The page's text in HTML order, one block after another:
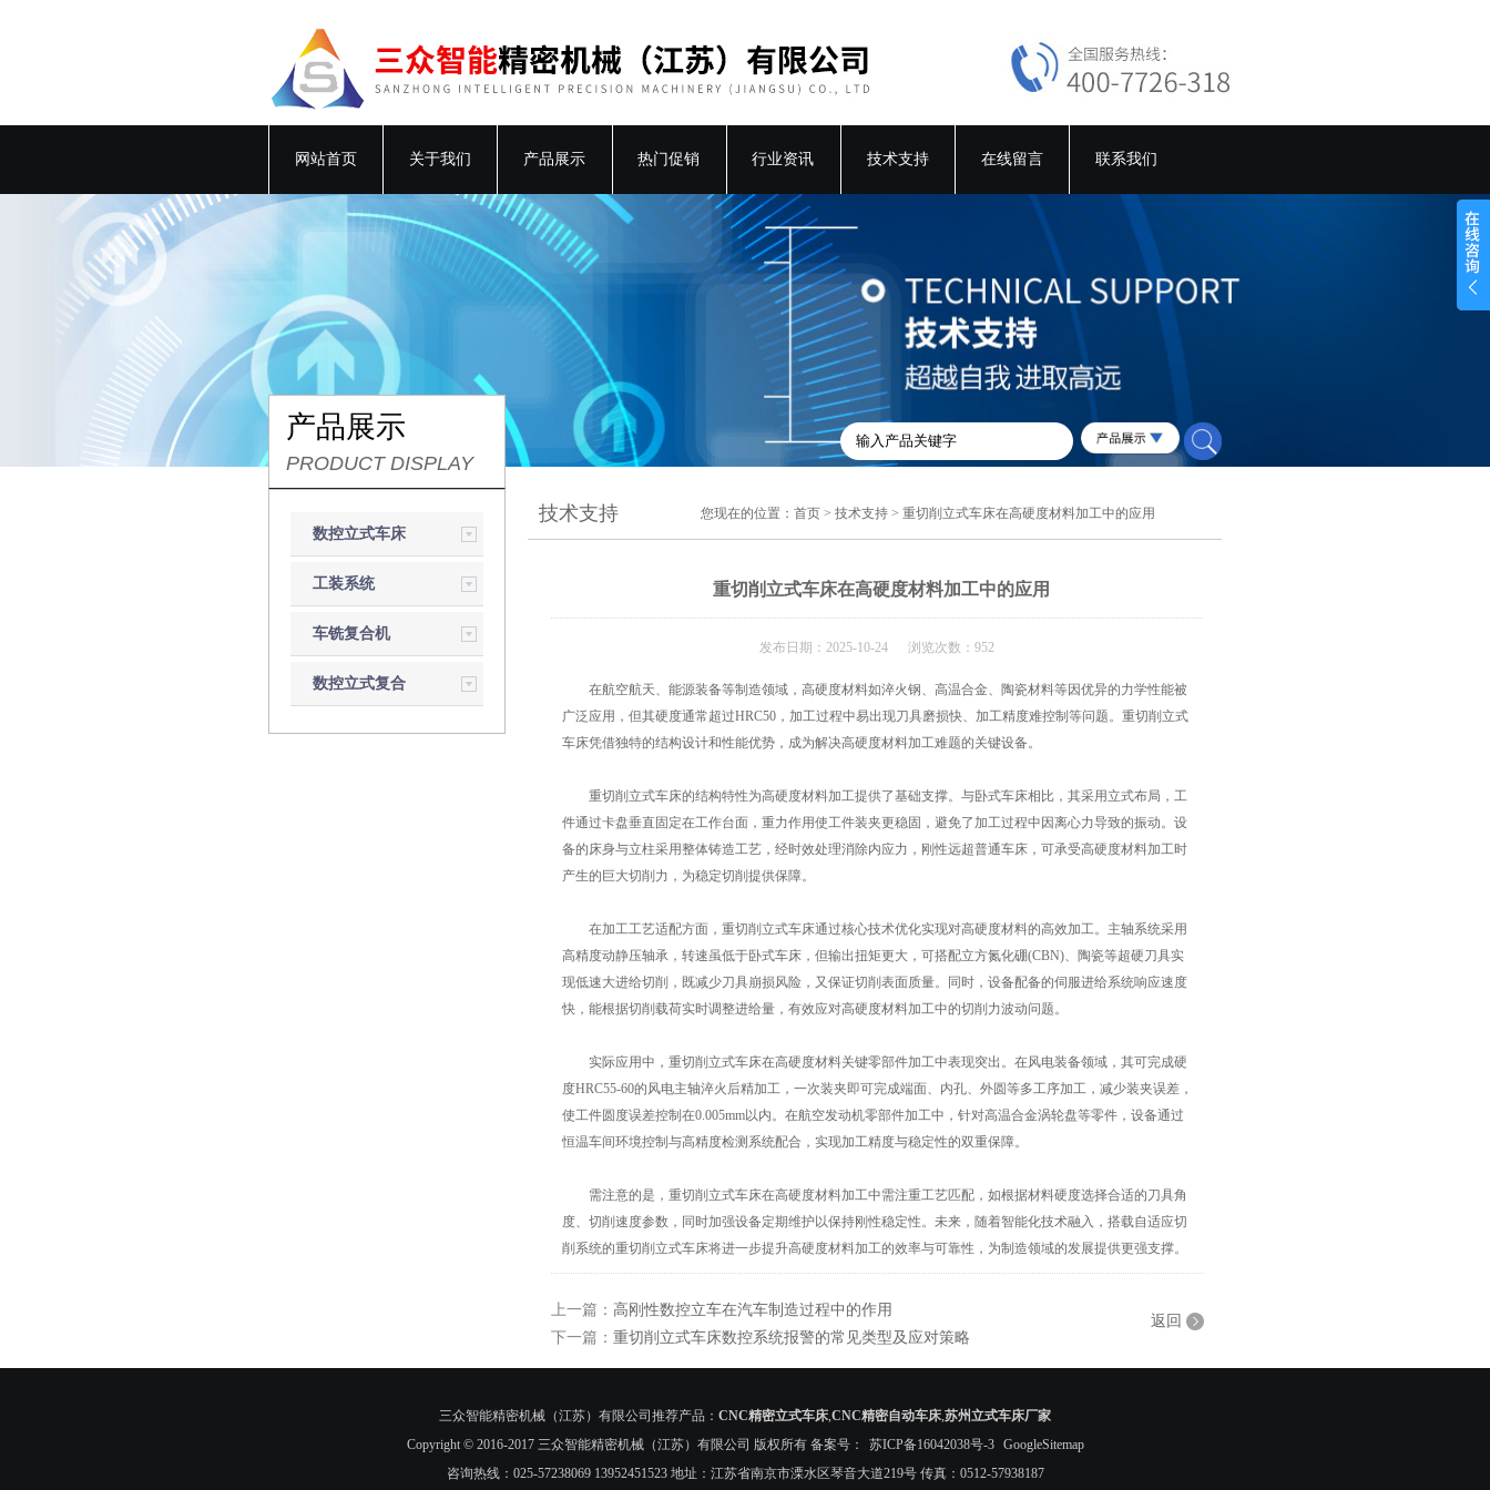
网站首页 关于我们 产品展示 热门促销 行业资讯 技术支持 在线留言 联系我们
产品展示
PRODUCT DISPLAY
数控立式车床
工装系统
车铣复合机
数控立式复合
技术支持 您现在的位置：首页 >技术支持 > 重切削立式车床在高硬度材料加工中的应用
重切削立式车床在高硬度材料加工中的应用
发布日期：2025-10-24 浏览次数：952
在航空航天、能源装备等制造领域，高硬度材料如淬火钢、高温合金、陶瓷材料等因优异的力学性能被
广泛应用，但其硬度通常超过HRC50，加工过程中易出现刀具磨损快、加工精度难控制等问题。重切削立式
车床凭借独特的结构设计和性能优势，成为解决高硬度材料加工难题的关键设备。
重切削立式车床的结构特性为高硬度材料加工提供了基础支撑。与卧式车床相比，其采用立式布局，工
件通过卡盘垂直固定在工作台面，重力作用使工件装夹更稳固，避免了加工过程中因离心力导致的振动。设
备的床身与立柱采用整体铸造工艺，经时效处理消除内应力，刚性远超普通车床，可承受高硬度材料加工时
产生的巨大切削力，为稳定切削提供保障。
在加工工艺适配方面，重切削立式车床通过核心技术优化实现对高硬度材料的高效加工。主轴系统采用
高精度动静压轴承，转速虽低于卧式车床，但输出扭矩更大，可搭配立方氮化硼(CBN)、陶瓷等超硬刀具实
现低速大进给切削，既减少刀具崩损风险，又保证切削表面质量。同时，设备配备的伺服进给系统响应速度
快，能根据切削载荷实时调整进给量，有效应对高硬度材料加工中的切削力波动问题。
实际应用中，重切削立式车床在高硬度材料关键零部件加工中表现突出。在风电装备领域，其可完成硬
度HRC55-60的风电主轴淬火后精加工，一次装夹即可完成端面、内孔、外圆等多工序加工，减少装夹误差，
使工件圆度误差控制在0.005mm以内。在航空发动机零部件加工中，针对高温合金涡轮盘等零件，设备通过
恒温车间环境控制与高精度检测系统配合，实现加工精度与稳定性的双重保障。
需注意的是，重切削立式车床在高硬度材料加工中需注重工艺匹配，如根据材料硬度选择合适的刀具角
度、切削速度参数，同时加强设备定期维护以保持刚性稳定性。未来，随着智能化技术融入，搭载自适应切
削系统的重切削立式车床将进一步提升高硬度材料加工的效率与可靠性，为制造领域的发展提供更强支撑。
上一篇： 高刚性数控立车在汽车制造过程中的作用
下一篇： 重切削立式车床数控系统报警的常见类型及应对策略
返回
三众智能精密机械（江苏）有限公司推荐产品： CNC精密立式车床 CNC精密自动车床 苏州立式车床厂家
Copyright © 2016-2017 三众智能精密机械（江苏）有限公司 版权所有 备案号：
苏ICP备16042038号-3
GoogleSitemap
咨询热线：025-57238069 13952451523 地址：江苏省南京市溧水区琴音大道219号 传真：0512-57938187